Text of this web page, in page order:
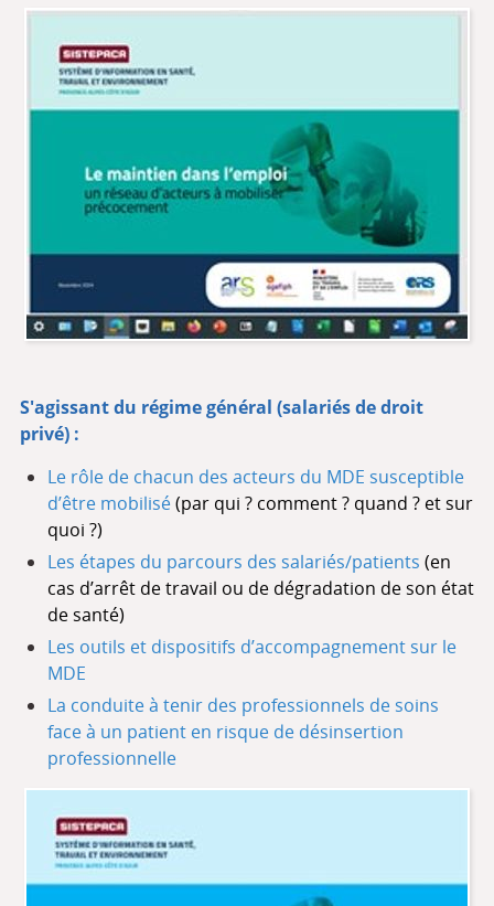
S'agissant du régime général (salariés de droit
privé) :
Le rôle de chacun des acteurs du MDE susceptible
d’être mobilisé(par qui ? comment ? quand ? et sur
quoi ?)
Les étapes du parcours des salariés/patients (en
cas d’arrêt de travail ou de dégradation de son état
de santé)
Les outils et dispositifs d’accompagnement sur le
MDE
La conduite à tenir des professionnels de soins
face à un patient en risque de désinsertion
professionnelle